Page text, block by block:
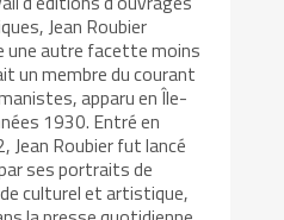
Jean Roubier
autre facette moins
un membre du courant
apparu en Île-
1930. Entré en
Jean Roubier fut lancé
ses portraits de
culturel et artistique,